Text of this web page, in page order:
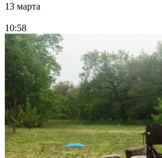
13 марта
10:58